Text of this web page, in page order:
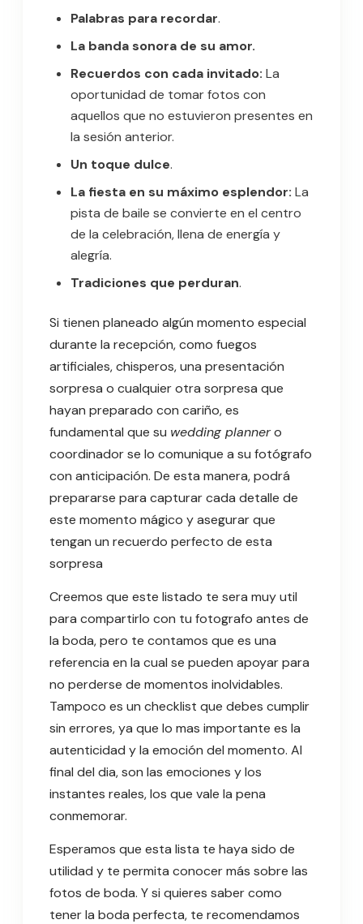
Palabras para recordar.
La banda sonora de su amor.
Recuerdos con cada invitado: La
oportunidad de tomar fotos con
aquellos que no estuvieron presentes en
la sesión anterior.
Un toque dulce.
La fiesta en su máximo esplendor: La
pista de baile se convierte en el centro
de la celebración, llena de energía y
alegría.
Tradiciones que perduran.
Si tienen planeado algún momento especial
durante la recepción, como fuegos
artificiales, chisperos, una presentación
sorpresa o cualquier otra sorpresa que
hayan preparado con cariño, es
fundamental que su wedding plannero
coordinador se lo comunique a su fotógrafo
con anticipación. De esta manera, podrá
prepararse para capturar cada detalle de
este momento mágico y asegurar que
tengan un recuerdo perfecto de esta
sorpresa
Creemos que este listado te sera muy util
para compartirlo con tu fotografo antes de
la boda, pero te contamos que es una
referencia en la cual se pueden apoyar para
no perderse de momentos inolvidables.
Tampoco es un checklist que debes cumplir
sin errores, ya que lo mas importante es la
autenticidad y la emoción del momento. Al
final del dia, son las emociones y los
instantes reales, los que vale la pena
conmemorar.
Esperamos que esta lista te haya sido de
utilidad y te permita conocer más sobre las
fotos de boda. Y si quieres saber como
tener la boda perfecta, te recomendamos